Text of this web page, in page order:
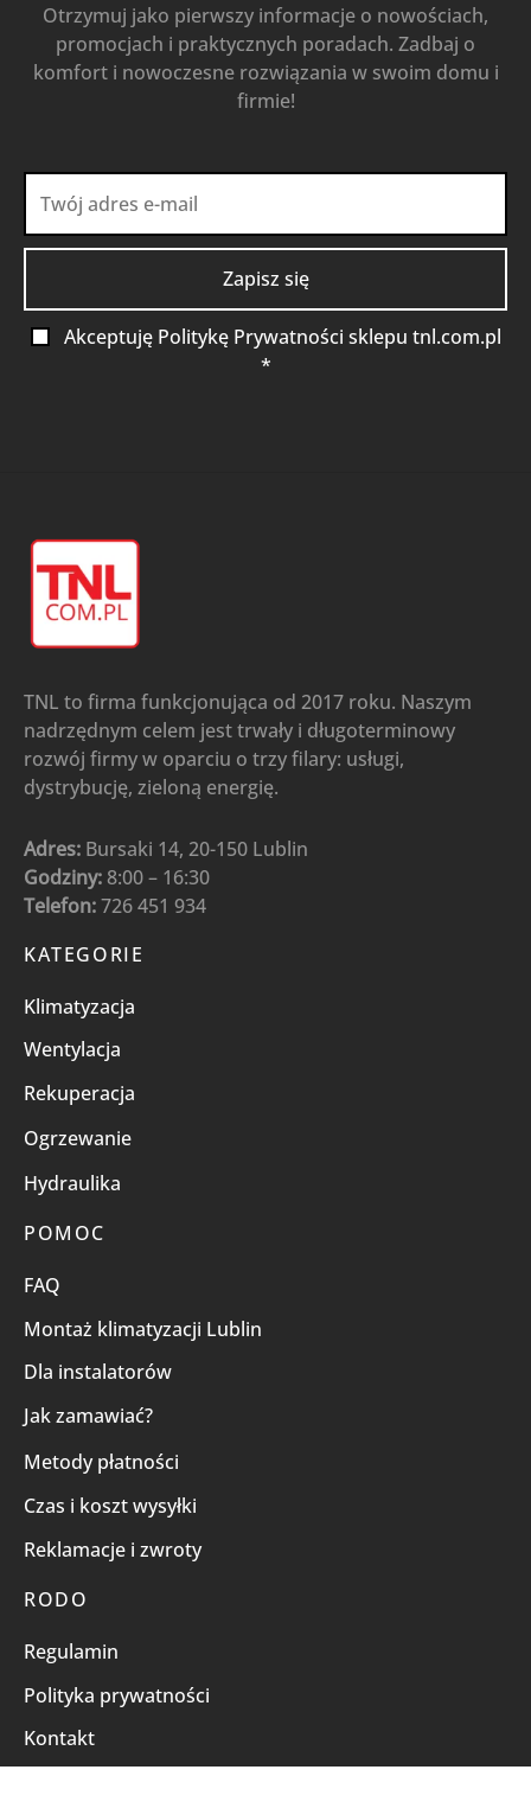
Otrzymuj jako pierwszy informacje o nowościach,
promocjach i praktycznych poradach. Zadbaj o
komfort i nowoczesne rozwiązania w swoim domu i
firmie!
Akceptuję Politykę Prywatności sklepu tnl.com.pl
*
TNL to firma funkcjonująca od 2017 roku. Naszym
nadrzędnym celem jest trwały i długoterminowy
rozwój firmy w oparciu o trzy filary: usługi,
dystrybucję, zieloną energię.
Adres: Bursaki 14, 20-150 Lublin
Godziny: 8:00 – 16:30
Telefon:726 451 934
KATEGORIE
Klimatyzacja
Wentylacja
Rekuperacja
Ogrzewanie
Hydraulika
POMOC
FAQ
Montaż klimatyzacji Lublin
Dla instalatorów
Jak zamawiać?
Metody płatności
Czas i koszt wysyłki
Reklamacje i zwroty
RODO
Regulamin
Polityka prywatności
Kontakt